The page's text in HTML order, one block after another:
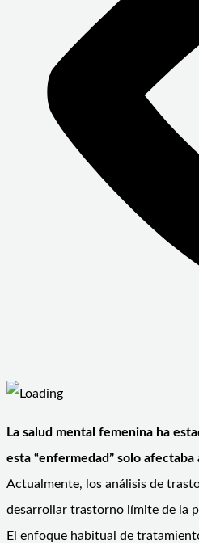
La salud mental femenina ha
esta “enfermedad” solo afectaba
Actualmente, los análisis de
desarrollar trastorno límite de la
El enfoque habitual de